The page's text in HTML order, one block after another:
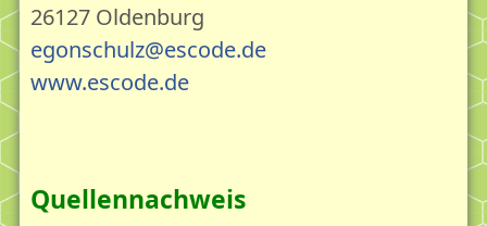
Vom Wert der Begegnung
Stadtteil und Quartier als Begegnungsraum
26127 Oldenburg
egonschulz@escode.de
www.escode.de
Quellennachweis